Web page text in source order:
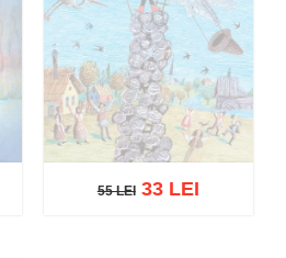
55 LEI33 LEI